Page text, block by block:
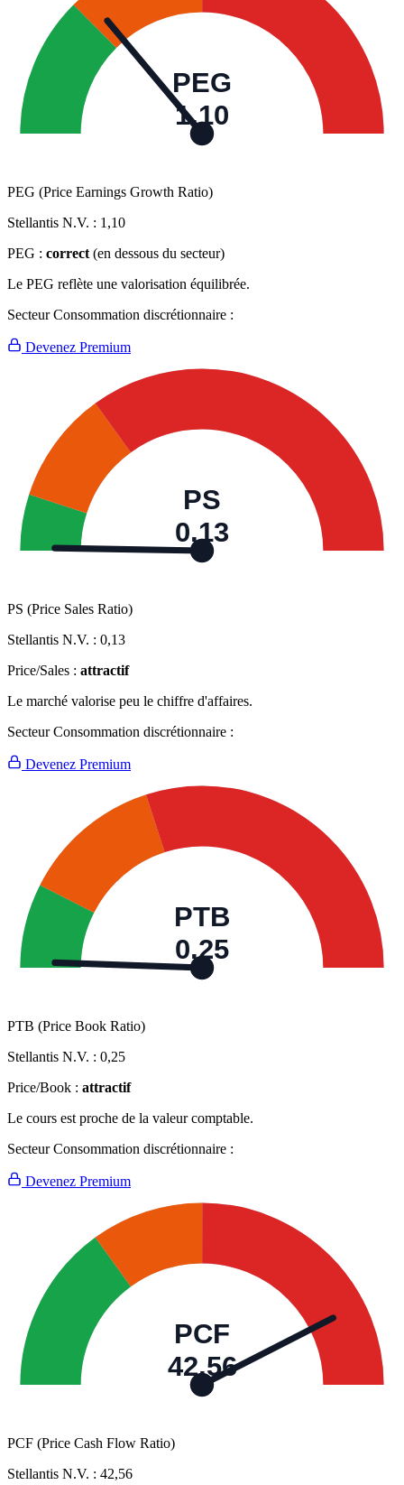
PEG
1,10
PEG (Price Earnings Growth Ratio)
Stellantis N.V. : 1,10
PEG : correct (en dessous du secteur)
Le PEG reflète une valorisation équilibrée.
Secteur Consommation discrétionnaire :
Devenez Premium
PS
0,13
PS (Price Sales Ratio)
Stellantis N.V. : 0,13
Price/Sales : attractif
Le marché valorise peu le chiffre d'affaires.
Secteur Consommation discrétionnaire :
Devenez Premium
PTB
0,25
PTB (Price Book Ratio)
Stellantis N.V. : 0,25
Price/Book : attractif
Le cours est proche de la valeur comptable.
Secteur Consommation discrétionnaire :
Devenez Premium
PCF
42,56
PCF (Price Cash Flow Ratio)
Stellantis N.V. : 42,56